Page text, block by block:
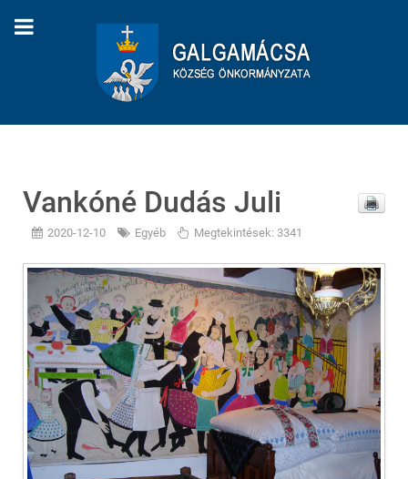
Vankóné Dudás Juli
2020-12-10 Egyéb Megtekintések: 3341